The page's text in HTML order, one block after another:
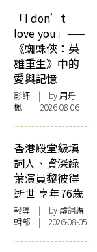
「I don’t
love you」——
《蜘蛛俠：英
雄重生》中的
愛與記憶
影評 | by周丹
楓 | 2026-08-06
香港殿堂級填
詞人、資深綠
葉演員黎彼得
逝世 享年76歲
報導 | by 虛詞編
輯部 | 2026-08-05